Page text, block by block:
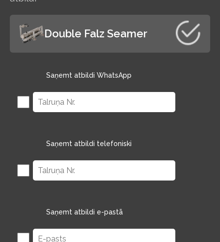
Double Falz Seamer
Saņemt atbildi WhatsApp
Saņemt atbildi telefoniski
Saņemt atbildi e-pastā